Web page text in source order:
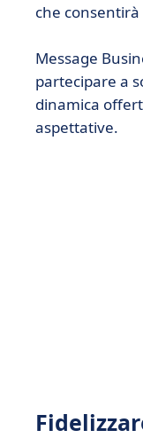
che consentirà
Message
partecipare a
dinamica
aspettative.